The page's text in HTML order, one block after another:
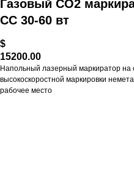
Газовый СО2
СС 30-60 вт
$
15200.00
Напольный лазерный маркиратор на
высокоскоростной маркировки
рабочее место